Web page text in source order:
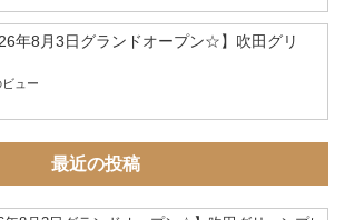
年8月3日グランドオープン☆】吹田グリ
ュー
最近の投稿